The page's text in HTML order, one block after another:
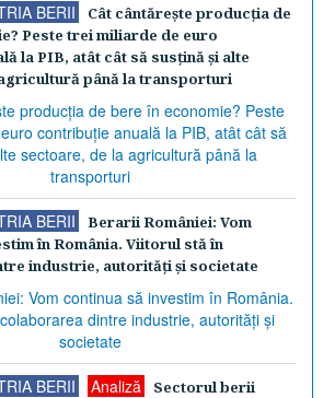
BERII
Cât cântăreşte producţia de
Peste trei miliarde de euro
la PIB, atât cât să susţină şi alte
până la transporturi
BERII
Berarii României: Vom
în România. Viitorul stă în
industrie, autorităţi şi societate
BERII Analiză
Sectorul berii